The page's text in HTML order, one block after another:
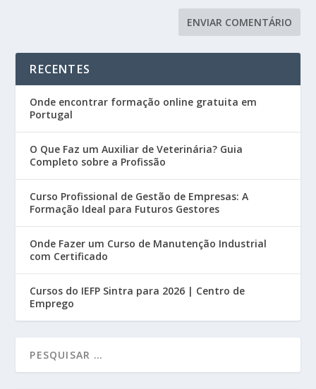
RECENTES
Onde encontrar formação online gratuita em
Portugal
O Que Faz um Auxiliar de Veterinária? Guia
Completo sobre a Profissão
Curso Profissional de Gestão de Empresas: A
Formação Ideal para Futuros Gestores
Onde Fazer um Curso de Manutenção Industrial
com Certificado
Cursos do IEFP Sintra para 2026 | Centro de
Emprego